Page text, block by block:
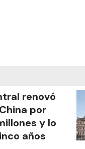
renovó
por
y lo
años